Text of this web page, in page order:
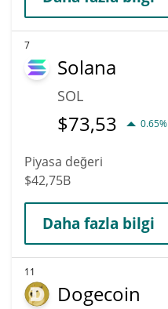
7
Solana
SOL
$73,53 0.65%
Piyasa değeri
$42,75B
Daha fazla bilgi
11
Dogecoin